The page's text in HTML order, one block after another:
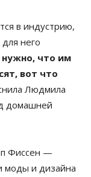
в индустрию,
него
нужно, что им
вот что
Людмила
домашней
Фиссен —
моды и дизайна